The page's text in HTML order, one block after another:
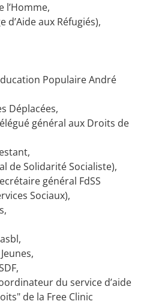
l’Homme,
d’Aide aux Réfugiés),
Populaire André
Déplacées,
général aux Droits de
de Solidarité Socialiste),
général FdSS
Sociaux),
du service d’aide
de la Free Clinic